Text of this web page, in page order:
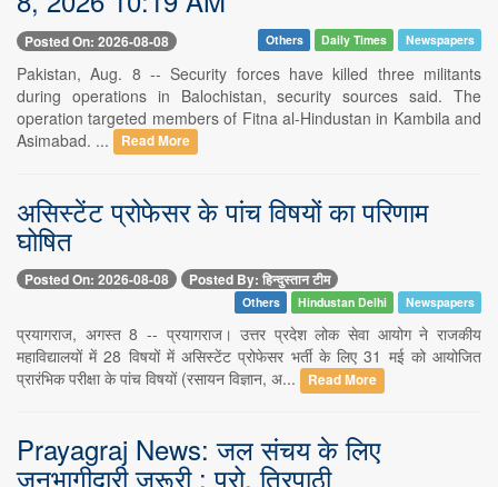
Posted On: 2026-08-08 Others Daily Times Newspapers
Pakistan, Aug. 8 -- Security forces have killed three militants
during operations in Balochistan, security sources said. The
operation targeted members of Fitna al-Hindustan in Kambila and
Asimabad. ...
Read More
असिस्टेंट प्रोफेसर के पांच विषयों का परिणाम
घोषित
Posted On: 2026-08-08 Posted By: हिन्दुस्तान टीम
Others Hindustan Delhi Newspapers
प्रयागराज, अगस्त 8 -- प्रयागराज। उत्तर प्रदेश लोक सेवा आयोग ने राजकीय
महाविद्यालयों में 28 विषयों में असिस्टेंट प्रोफेसर भर्ती के लिए 31 मई को आयोजित
प्रारंभिक परीक्षा के पांच विषयों (रसायन विज्ञान, अ...
Read More
Prayagraj News: जल संचय के लिए
जनभागीदारी जरूरी : प्रो. त्रिपाठी